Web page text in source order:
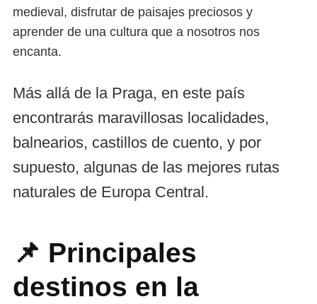
medieval, disfrutar de paisajes preciosos y
aprender de una cultura que a nosotros nos
encanta.
Más allá de la Praga, en este país
encontrarás maravillosas localidades,
balnearios, castillos de cuento, y por
supuesto, algunas de las mejores rutas
naturales de Europa Central.
📌 Principales
destinos en la